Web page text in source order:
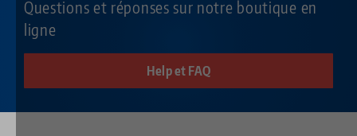
Questions et réponses sur notre boutique en
ligne
Help et FAQ